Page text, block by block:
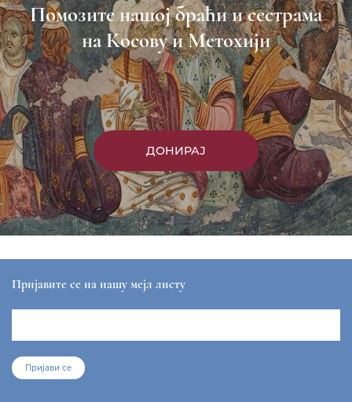
Помозите нашој браћи и сестрама
на Косову и Метохији
ДОНИРАЈ
Пријавите се на нашу мејл листу
Пријави се